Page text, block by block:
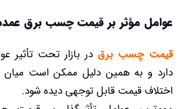
عوامل مؤثر بر قیمت چسب برق
قیمت چسب برق در بازار تحت تأثیر
دارد و به همین دلیل ممکن است
اختلاف قیمت قابل توجهی دیده شود.